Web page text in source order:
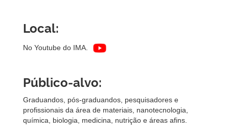
Local:
No Youtube do IMA.
Público-alvo:
Graduandos, pós-graduandos, pesquisadores e
profissionais da área de materiais, nanotecnologia,
química, biologia, medicina, nutrição e áreas afins.